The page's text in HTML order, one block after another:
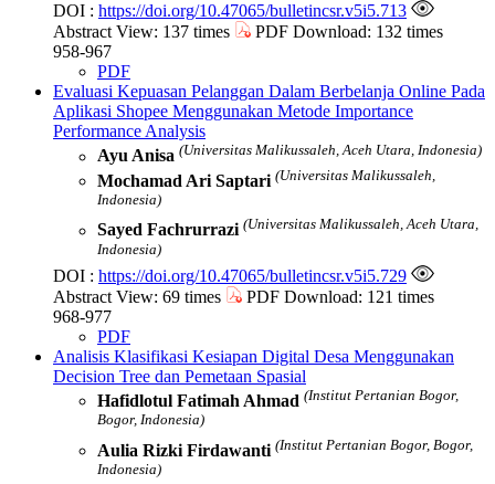
DOI : https://doi.org/10.47065/bulletincsr.v5i5.713
Abstract View: 137 times
PDF Download: 132 times
958-967
PDF
Evaluasi Kepuasan Pelanggan Dalam Berbelanja Online Pada
Aplikasi Shopee Menggunakan Metode Importance
Performance Analysis
Ayu Anisa (Universitas Malikussaleh, Aceh Utara, Indonesia)
Mochamad Ari Saptari (Universitas Malikussaleh,
Indonesia)
Sayed Fachrurrazi (Universitas Malikussaleh, Aceh Utara,
Indonesia)
DOI : https://doi.org/10.47065/bulletincsr.v5i5.729
Abstract View: 69 times
PDF Download: 121 times
968-977
PDF
Analisis Klasifikasi Kesiapan Digital Desa Menggunakan
Decision Tree dan Pemetaan Spasial
Hafidlotul Fatimah Ahmad (Institut Pertanian Bogor,
Bogor, Indonesia)
Aulia Rizki Firdawanti (Institut Pertanian Bogor, Bogor,
Indonesia)